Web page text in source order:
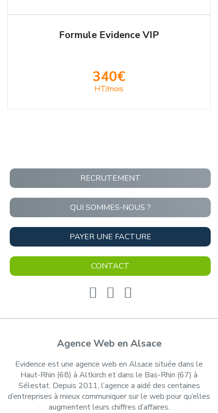
Formule Evidence VIP
340€
HT/mois
RECRUTEMENT
QUI SOMMES-NOUS ?
PAYER UNE FACTURE
CONTACT
Agence Web en Alsace
Evidence est une agence web en Alsace située dans le
Haut-Rhin (68) à Altkirch et dans le Bas-Rhin (67) à
Sélestat. Depuis 2011, l’agence a aidé des centaines
d’entreprises à mieux communiquer sur le web pour qu’elles
augmentent leurs chiffres d’affaires.